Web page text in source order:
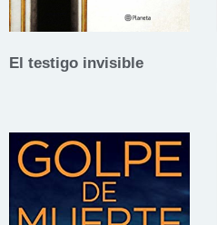
El testigo invisible